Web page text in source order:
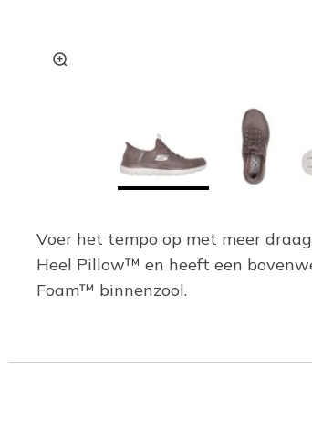
Voer het tempo op met meer
Heel Pillow™ en heeft een
Foam™ binnenzool.